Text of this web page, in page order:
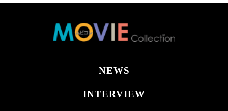
NEWS
INTERVIEW